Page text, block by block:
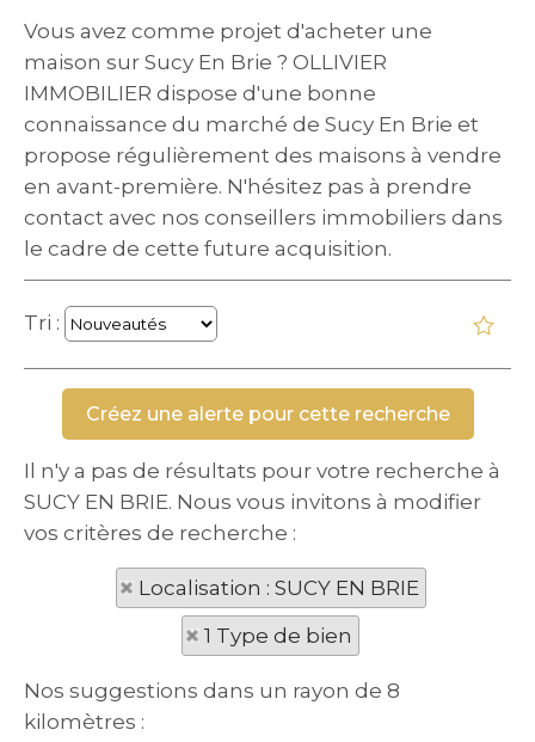
Vous avez comme projet d'acheter une
maison sur Sucy En Brie ? OLLIVIER
IMMOBILIER dispose d'une bonne
connaissance du marché de Sucy En Brie et
propose régulièrement des maisons à vendre
en avant-première. N'hésitez pas à prendre
contact avec nos conseillers immobiliers dans
le cadre de cette future acquisition.
Tri :
Il n'y a pas de résultats pour votre recherche à
SUCY EN BRIE. Nous vous invitons à modifier
vos critères de recherche :
Localisation : SUCY EN BRIE
1 Type de bien
Nos suggestions dans un rayon de 8
kilomètres :